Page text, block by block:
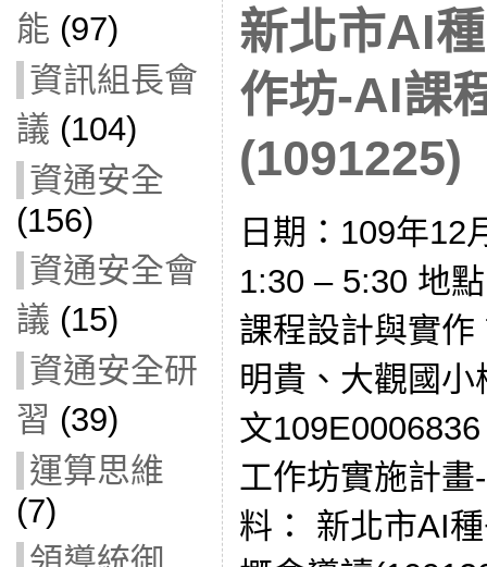
能 (97)
資訊組長會
議 (104)
資通安全
(156)
資通安全會
議 (15)
資通安全研
習 (39)
運算思維
(7)
新北市AI
作坊-AI課
(1091225)
日期：109年12
1:30 – 5:30 地
課程設計與實
明貴、大觀國
文
工作坊實施計
料： 新北市AI